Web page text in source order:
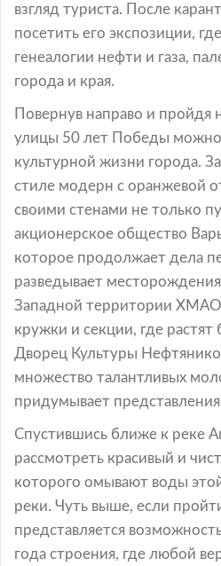
взгляд туриста. После
посетить его экспозиции,
генеалогии нефти и газа,
города и края.
Повернув направо и пройдя
улицы 50 лет Победы можно
культурной жизни города.
стиле модерн с оранжевой
своими стенами не только
акционерское общество
которое продолжает дела
разведывает
Западной территории
кружки и секции, где
Дворец Культуры
множество талантливых
придумывает
Спустившись ближе к реке
рассмотреть красивый и
которого омывают воды
реки. Чуть выше, если
представляется
года строения, где любой